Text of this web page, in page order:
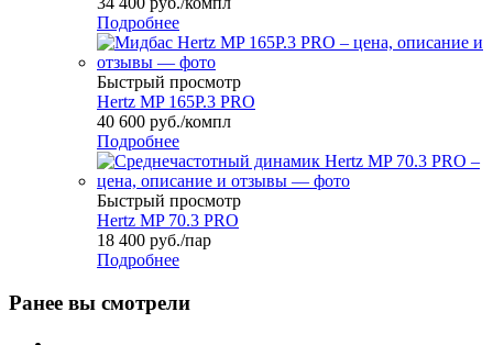
Подробнее
Быстрый просмотр
Hertz MP 165P.3 PRO
40 600 руб./компл
Подробнее
Быстрый просмотр
Hertz MP 70.3 PRO
18 400 руб./пар
Подробнее
Ранее вы смотрели